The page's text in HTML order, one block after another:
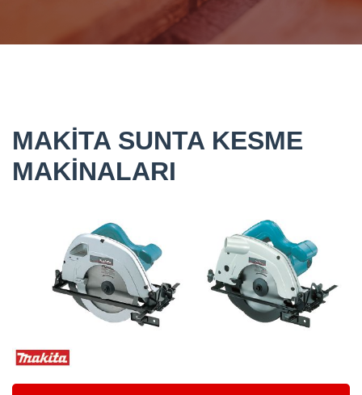
MAKİTA SUNTA KESME
MAKİNALARI